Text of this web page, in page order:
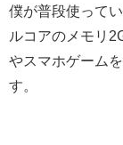
僕が普段使って
ルコアのメモリ
やスマホゲーム
す。